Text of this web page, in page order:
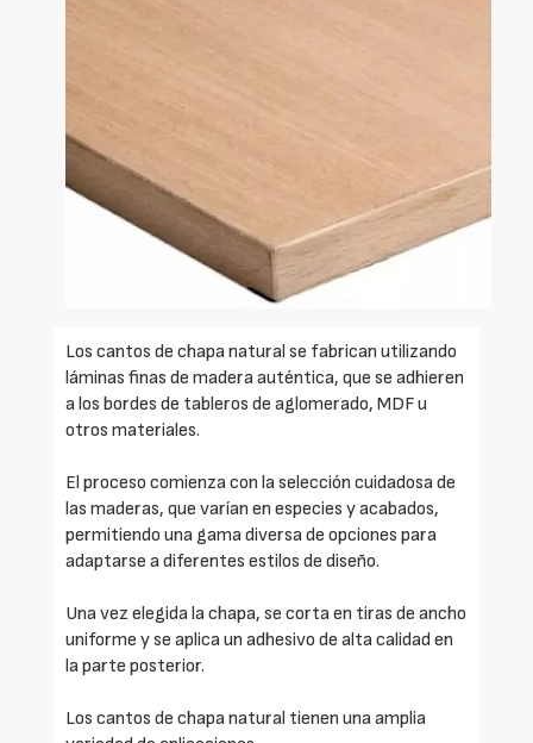
Los cantos de chapa natural se fabrican utilizando
láminas finas de madera auténtica, que se adhieren
a los bordes de tableros de aglomerado, MDF u
otros materiales.
El proceso comienza con la selección cuidadosa de
las maderas, que varían en especies y acabados,
permitiendo una gama diversa de opciones para
adaptarse a diferentes estilos de diseño.
Una vez elegida la chapa, se corta en tiras de ancho
uniforme y se aplica un adhesivo de alta calidad en
la parte posterior.
Los cantos de chapa natural tienen una amplia